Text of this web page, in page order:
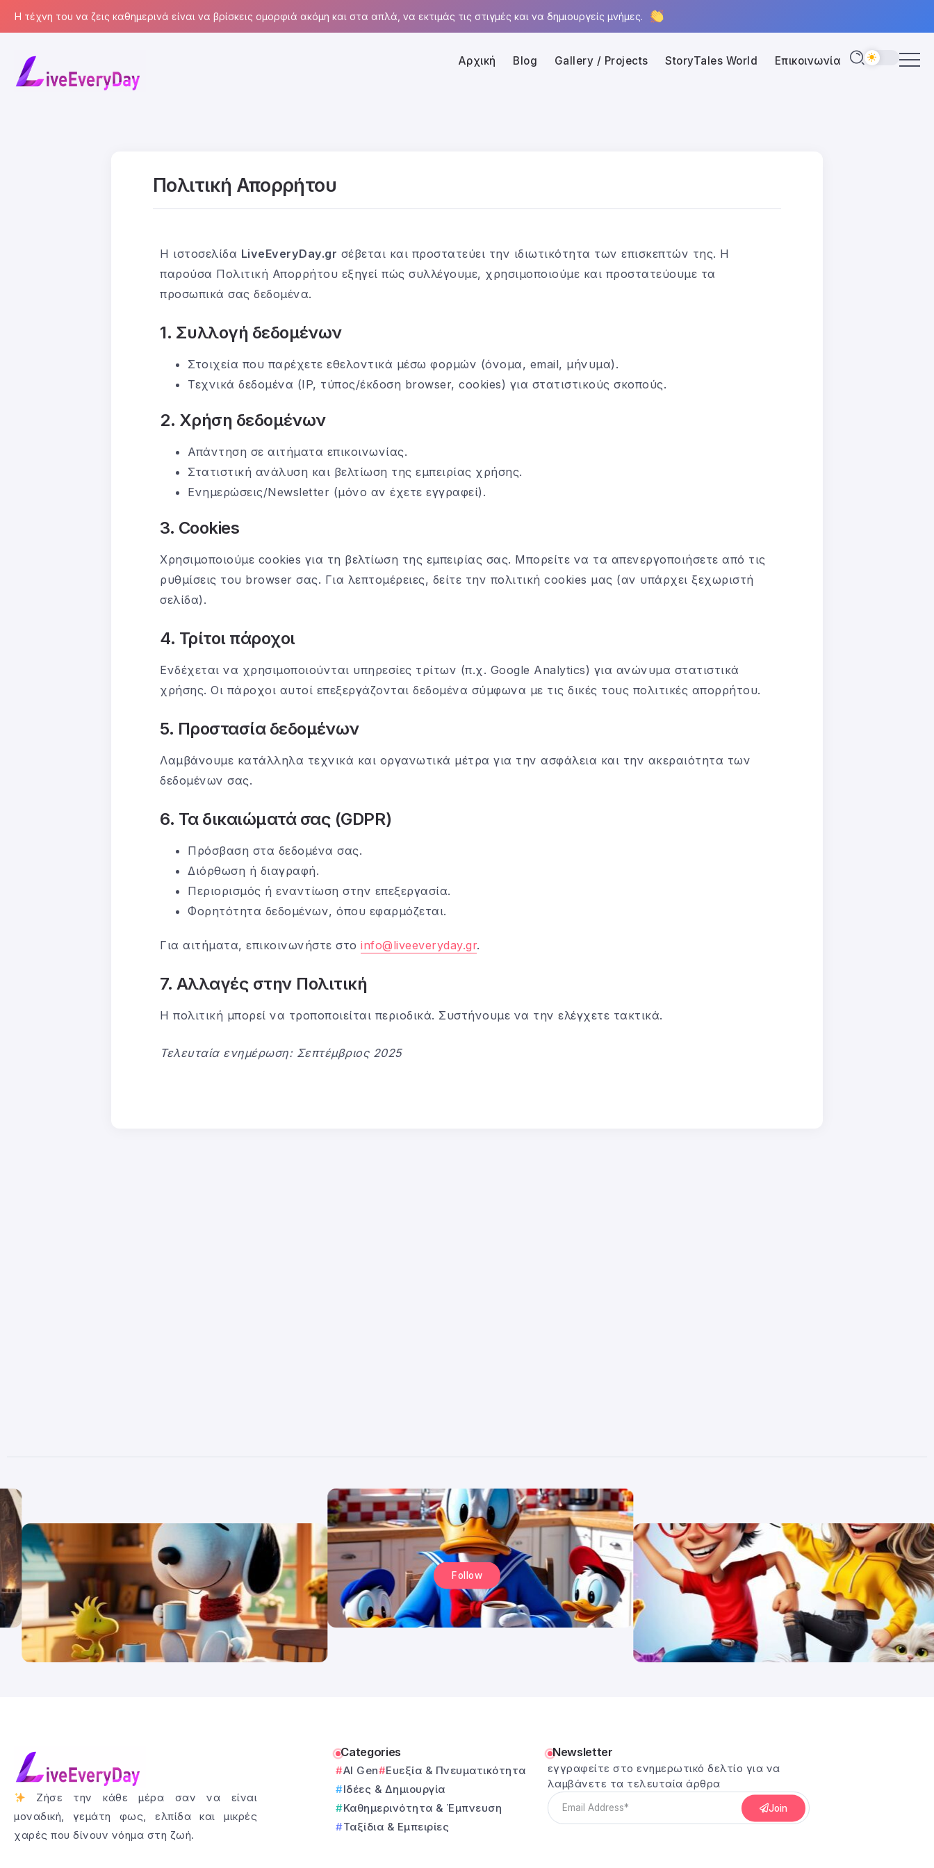
Η τέχνη του να ζεις καθημερινά είναι να βρίσκεις ομορφιά ακόμη και στα απλά, να εκτιμάς τις στιγμές και να δημιουργείς μνήμες.
Αρχική Blog Gallery / Projects StoryTales World Επικοινωνία
Πολιτική Απορρήτου
Η ιστοσελίδα LiveEveryDay.gr σέβεται και προστατεύει την ιδιωτικότητα των επισκεπτών της. Η
παρούσα Πολιτική Απορρήτου εξηγεί πώς συλλέγουμε, χρησιμοποιούμε και προστατεύουμε τα
προσωπικά σας δεδομένα.
1. Συλλογή δεδομένων
Στοιχεία που παρέχετε εθελοντικά μέσω φορμών (όνομα, email, μήνυμα).
Τεχνικά δεδομένα (IP, τύπος/έκδοση browser, cookies) για στατιστικούς σκοπούς.
2. Χρήση δεδομένων
Απάντηση σε αιτήματα επικοινωνίας.
Στατιστική ανάλυση και βελτίωση της εμπειρίας χρήσης.
Ενημερώσεις/Newsletter (μόνο αν έχετε εγγραφεί).
3. Cookies
Χρησιμοποιούμε cookies για τη βελτίωση της εμπειρίας σας. Μπορείτε να τα απενεργοποιήσετε από τις
ρυθμίσεις του browser σας. Για λεπτομέρειες, δείτε την πολιτική cookies μας (αν υπάρχει ξεχωριστή
σελίδα).
4. Τρίτοι πάροχοι
Ενδέχεται να χρησιμοποιούνται υπηρεσίες τρίτων (π.χ. Google Analytics) για ανώνυμα στατιστικά
χρήσης. Οι πάροχοι αυτοί επεξεργάζονται δεδομένα σύμφωνα με τις δικές τους πολιτικές απορρήτου.
5. Προστασία δεδομένων
Λαμβάνουμε κατάλληλα τεχνικά και οργανωτικά μέτρα για την ασφάλεια και την ακεραιότητα των
δεδομένων σας.
6. Τα δικαιώματά σας (GDPR)
Πρόσβαση στα δεδομένα σας.
Διόρθωση ή διαγραφή.
Περιορισμός ή εναντίωση στην επεξεργασία.
Φορητότητα δεδομένων, όπου εφαρμόζεται.
Για αιτήματα, επικοινωνήστε στο info@liveeveryday.gr.
7. Αλλαγές στην Πολιτική
Η πολιτική μπορεί να τροποποιείται περιοδικά. Συστήνουμε να την ελέγχετε τακτικά.
Τελευταία ενημέρωση: Σεπτέμβριος 2025
Follow
Ζήσε την κάθε μέρα σαν να είναι
μοναδική, γεμάτη φως, ελπίδα και μικρές
χαρές που δίνουν νόημα στη ζωή.
Categories
AI Gen
Ευεξία & Πνευματικότητα
Ιδέες & Δημιουργία
Καθημερινότητα & Έμπνευση
Ταξίδια & Εμπειρίες
Newsletter
εγγραφείτε στο ενημερωτικό δελτίο για να
λαμβάνετε τα τελευταία άρθρα
Join